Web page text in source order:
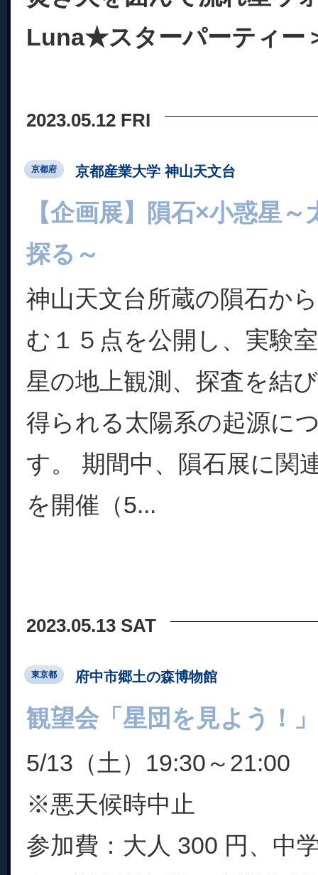
Luna★スターパーティー
2023.05.12 FRI
京都府 京都産業大学 神山天文台
【企画展】隕石×小惑星
探る～
神山天文台所蔵の隕石か
む１５点を公開し、実験
星の地上観測、探査を結
得られる太陽系の起源に
す。 期間中、隕石展に関
を開催（5...
2023.05.13 SAT
東京都 府中市郷土の森博物館
観望会「星団を見よう！」
5/13（土）19:30～21:00
※悪天候時中止
参加費：大人 300 円、中